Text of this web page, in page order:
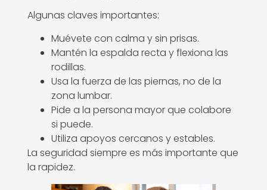
Algunas claves importantes:
Muévete con calma y sin prisas.
Mantén la espalda recta y flexiona las
rodillas.
Usa la fuerza de las piernas, no de la
zona lumbar.
Pide a la persona mayor que colabore
si puede.
Utiliza apoyos cercanos y estables.
La seguridad siempre es más importante que
la rapidez.